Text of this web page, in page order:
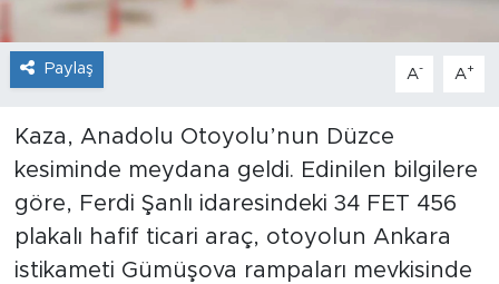
Paylaş A- A+
Kaza, Anadolu Otoyolu’nun Düzce
kesiminde meydana geldi. Edinilen bilgilere
göre, Ferdi Şanlı idaresindeki 34 FET 456
plakalı hafif ticari araç, otoyolun Ankara
istikameti Gümüşova rampaları mevkisinde